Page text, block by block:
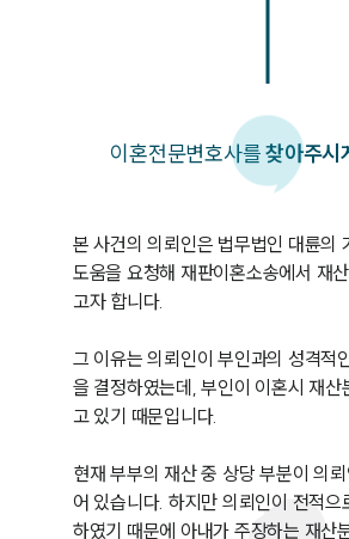
이혼전문변호사를찾아주시
본 사건의 의뢰인은 법무법인 대륜의
도움을 요청해 재판이혼소송에서 재
고자 합니다.
그 이유는 의뢰인이 부인과의 성격적
을 결정하였는데, 부인이 이혼시 재산
고 있기 때문입니다.
현재 부부의 재산 중 상당 부분이 의
어 있습니다. 하지만 의뢰인이 전적으
하였기 때문에 아내가 주장하는 재산